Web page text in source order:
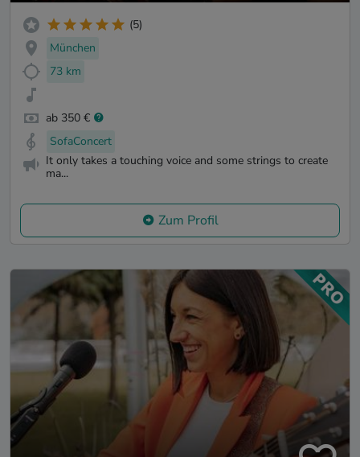
(5)
München
73 km
ab 350 €
SofaConcert
It only takes a touching voice and some strings to create
ma...
Zum Profil